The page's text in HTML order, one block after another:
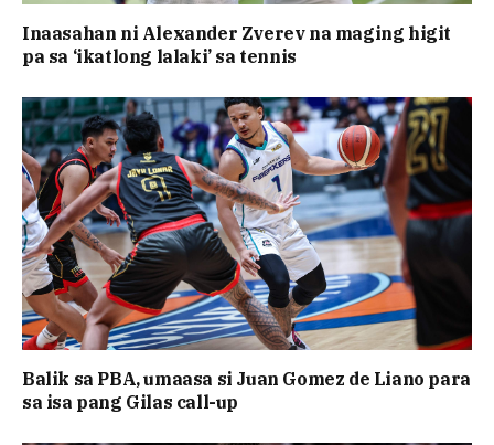
Inaasahan ni Alexander Zverev na maging higit
pa sa ‘ikatlong lalaki’ sa tennis
Balik sa PBA, umaasa si Juan Gomez de Liano para
sa isa pang Gilas call-up